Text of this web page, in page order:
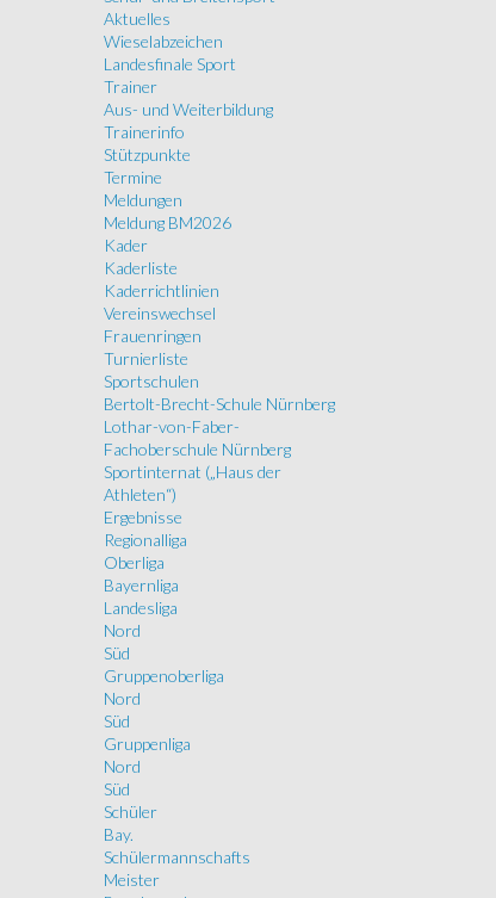
Aktuelles
Wieselabzeichen
Landesfinale Sport
Trainer
Aus- und Weiterbildung
Trainerinfo
Stützpunkte
Termine
Meldungen
Meldung BM2026
Kader
Kaderliste
Kaderrichtlinien
Vereinswechsel
Frauenringen
Turnierliste
Sportschulen
Bertolt-Brecht-Schule Nürnberg
Lothar-von-Faber-
Fachoberschule Nürnberg
Sportinternat („Haus der
Athleten“)
Ergebnisse
Regionalliga
Oberliga
Bayernliga
Landesliga
Nord
Süd
Gruppenoberliga
Nord
Süd
Gruppenliga
Nord
Süd
Schüler
Bay.
Schülermannschafts
Meister